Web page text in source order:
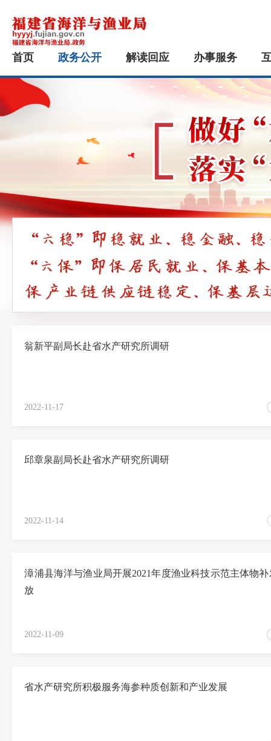
首页 政务公开 解读回应 办事服务
翁新平副局长赴省水产研究所调研
2022-11-17
邱章泉副局长赴省水产研究所调研
2022-11-14
漳浦县海洋与渔业局开展2021年度渔业科技示范主体物补
放
2022-11-09
省水产研究所积极服务海参种质创新和产业发展